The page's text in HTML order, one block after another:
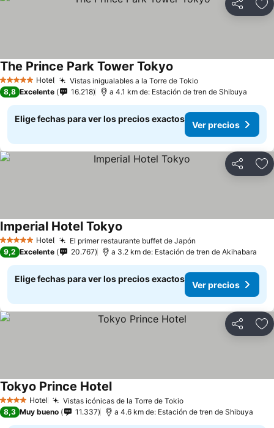
Compartir
5 Estrellas Hotel Vistas inigualables a la Torre de Tokio
The Prince Park Tower Tokyo
8,8 Excelente 16.218 a 4.1 km de: Estación de tren de Shibuya
Elige fechas para ver los precios exactos
Ver precios
Compartir
5 Estrellas Hotel El primer restaurante buffet de Japón
Imperial Hotel Tokyo
9,2 Excelente 20.767 a 3.2 km de: Estación de tren de Akihabara
Elige fechas para ver los precios exactos
Ver precios
Compartir
4 EstrellasHotel Vistas icónicas de la Torre de Tokio
Tokyo Prince Hotel
8,3 Muy bueno 11.337 a 4.6 km de: Estación de tren de Shibuya